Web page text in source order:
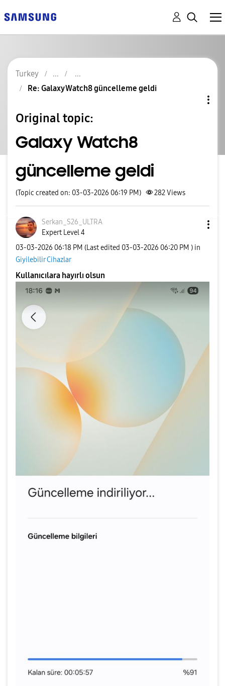
Turkey
Re: Galaxy Watch8 güncelleme geldi
Original topic:
Galaxy Watch8
güncelleme geldi
(Topic created on: 03-03-2026 06:19 PM) 282Views
Serkan_S26_ULTRA
Expert Level 4
‎03-03-2026 06:18 PM (Last edited ‎03-03-2026 06:20 PM ) in
Giyilebilir Cihazlar
Kullanıcılara hayırlı olsun